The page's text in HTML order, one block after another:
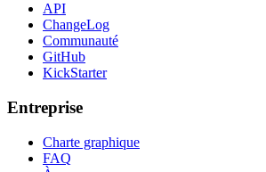
API
ChangeLog
Communauté
GitHub
KickStarter
Entreprise
Charte graphique
FAQ